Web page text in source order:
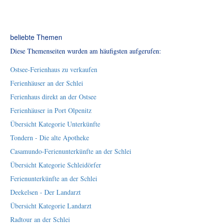
beliebte Themen
Diese Themenseiten wurden am häufigsten aufgerufen:
Ostsee-Ferienhaus zu verkaufen
Ferienhäuser an der Schlei
Ferienhaus direkt an der Ostsee
Ferienhäuser in Port Olpenitz
Übersicht Kategorie Unterkünfte
Tondern - Die alte Apotheke
Casamundo-Ferienunterkünfte an der Schlei
Übersicht Kategorie Schleidörfer
Ferienunterkünfte an der Schlei
Deekelsen - Der Landarzt
Übersicht Kategorie Landarzt
Radtour an der Schlei